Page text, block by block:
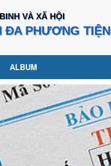
VÀ XÃ HỘI
ĐA PHƯƠNG TIỆN
ALBUM